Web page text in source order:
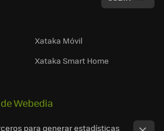
Xataka Móvil
Xataka Smart Home
Webedia
para generar estadísticas